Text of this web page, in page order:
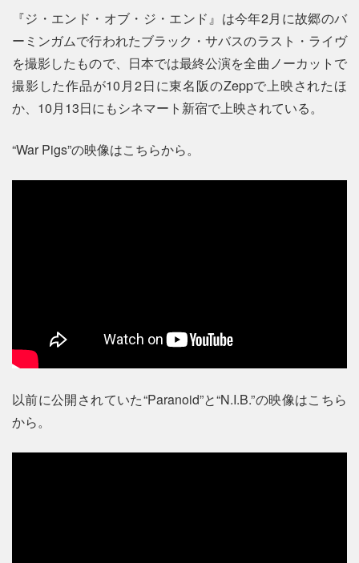
『ジ・エンド・オブ・ジ・エンド』は今年2月に故郷のバ
ーミンガムで行われたブラック・サバスのラスト・ライヴ
を撮影したもので、日本では最終公演を全曲ノーカットで
撮影した作品が10月2日に東名阪のZeppで上映されたほ
か、10月13日にもシネマート新宿で上映されている。
“War Pigs”の映像はこちらから。
以前に公開されていた“Paranoid”と“N.I.B.”の映像はこちら
から。